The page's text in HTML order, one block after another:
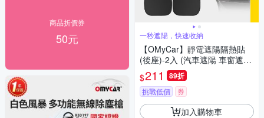
商品折價券
50元 一秒遮陽，快速收納
【OMyCar】靜電遮陽隔熱貼
(後座)-2入 (汽車遮陽 車窗遮陽
防曬遮光)
$211 89折
挑戰低價 券
加入購物車